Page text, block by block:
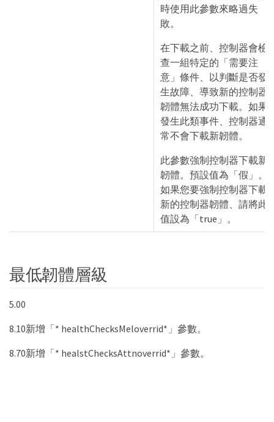
時使用此參數來略過失
敗。
在下載之前、控制器會檢
查一組特定的「需要注
意」條件、以判斷是否發
生故障、導致新的控制器
韌體無法成功下載。如果
發生此類事件、控制器通
常不會下載新韌體。
此參數強制控制器下載新
韌體。預設值為「假」。
如果您要強制控制器下載
新的控制器韌體、請將此
值設為「true」。
最低韌體層級
5.00
8.10新增「* healthChecksMeloverrid*」參數。
8.70新增「* healstChecksAttnoverrid*」參數。